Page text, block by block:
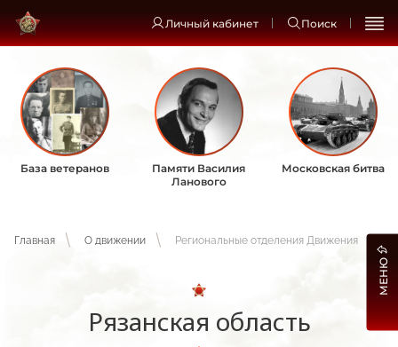
Личный кабинет Поиск
База ветеранов
Памяти Василия
Ланового
Московская битва
Главная О движении Региональные отделения Движения
Рязанская область
МЕНЮ